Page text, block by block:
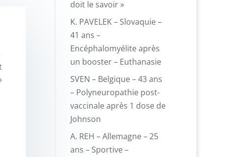
doit le savoir »
K. PAVELEK – Slovaquie –
41 ans –
Encéphalomyélite après
un booster – Euthanasie
SVEN – Belgique – 43 ans
– Polyneuropathie post-
vaccinale après 1 dose de
Johnson
A. REH – Allemagne – 25
ans – Sportive –